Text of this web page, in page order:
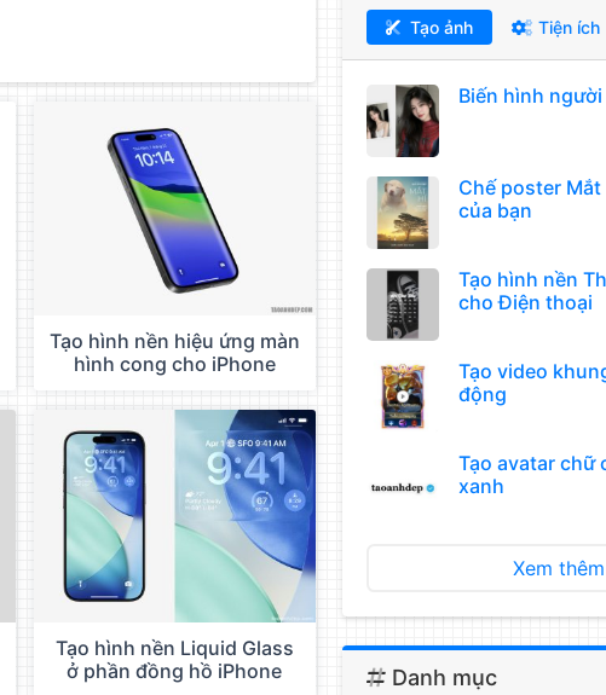
Tạo hình nền hiệu ứng màn
hình cong cho iPhone
Tạo hình nền Liquid Glass
ở phần đồng hồ iPhone
Tạo ảnh Tiện ích
Biến hình
Chế poster
của bạn
Tạo hình nền
cho Điện thoại
Tạo video
động
Tạo avatar chữ
xanh
Xem thêm
Danh mục